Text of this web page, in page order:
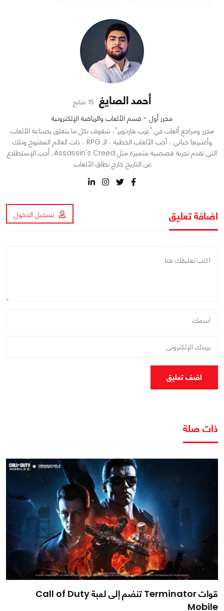
أحمد الصايغ 15 متابع
محرر أول - قسم الألعاب والرياضة الإلكترونية
محرر ومراجع ألعاب في "عرب هاردوير"، شغوف بكل ما يتعلق بصناعة الألعاب
وأعتبرها حياتي ، أحب الألعاب الخطية ، الـ RPG ، ذات العالم المفتوح وتلك
التي تقدم تجربة قصصية متميزة مثل Assassin's Creed، أحب الإستطلاع
عن التاريخ خارج نطاق الألعاب.
اضافة تعليق تسجيل الدخول
اضف تعليق
ذات صلة
قوات Terminator تنضم إلى لعبة Call of Duty
Mobile